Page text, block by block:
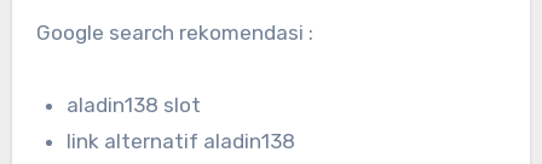
Google search rekomendasi :
aladin138 slot
link alternatif aladin138